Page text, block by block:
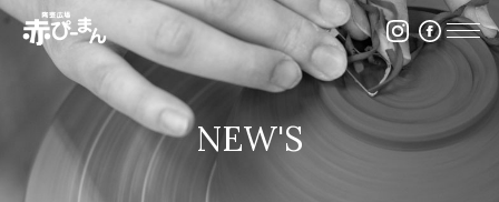
イベント・出張陶芸・体験陶芸は福岡市の陶芸教室赤
NEW'S